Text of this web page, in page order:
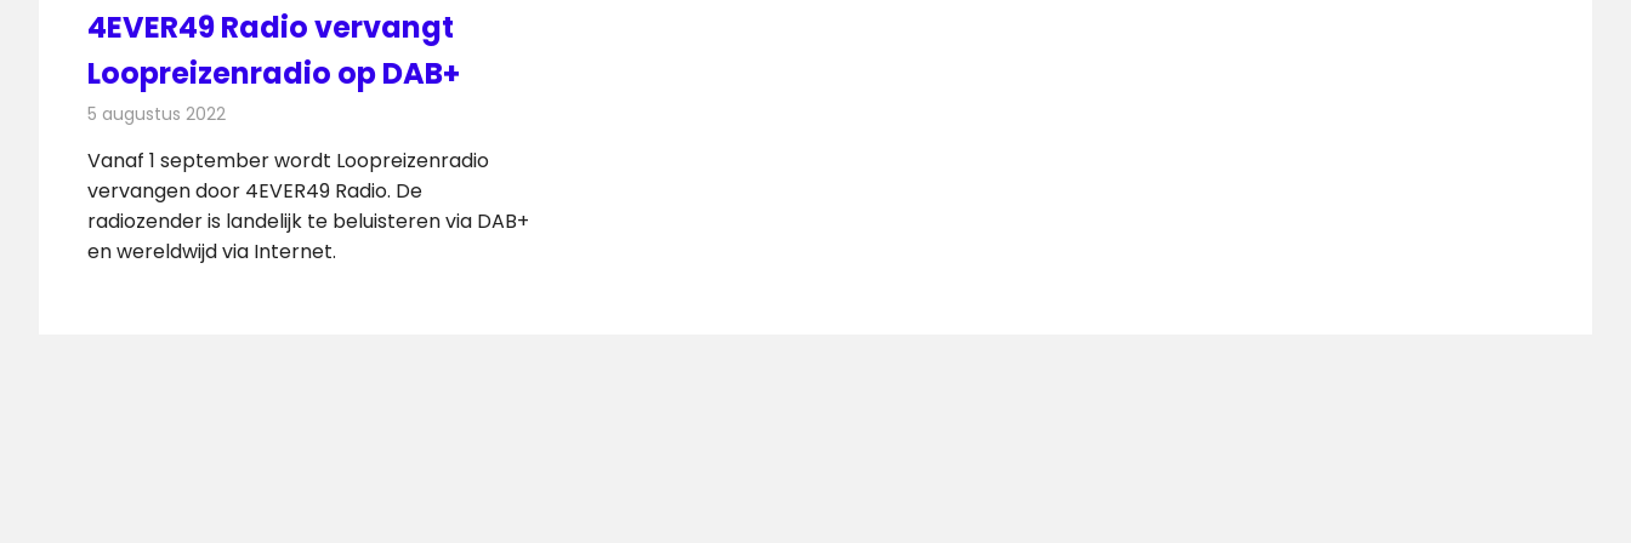
4EVER49 Radio vervangt
Loopreizenradio op DAB+
5 augustus 2022
Vanaf 1 september wordt Loopreizenradio
vervangen door 4EVER49 Radio. De
radiozender is landelijk te beluisteren via DAB+
en wereldwijd via Internet.